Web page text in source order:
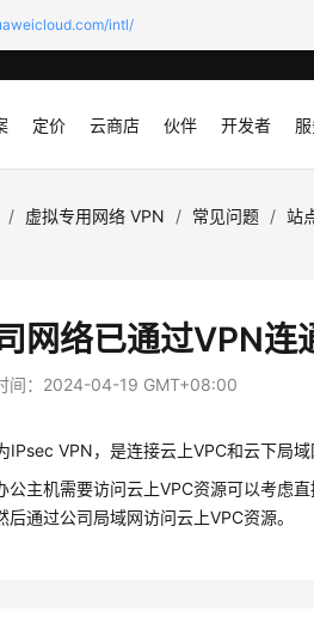
intl/
定价 云商店 伙伴 开发者
/ 虚拟专用网络 VPN / 常见问题 / 站
网络已通过VPN连
间： 2024-04-19 GMT+08:00
IPsec VPN，是连接云上VPC和云下局
公主机需要访问云上VPC资源可以考虑
后通过公司局域网访问云上VPC资源。